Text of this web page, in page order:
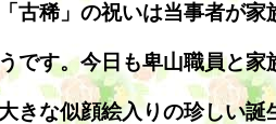
古稀」の祝いは当事者が家
です。今日も卑山職員と家
きな似顔絵入りの珍しい誕